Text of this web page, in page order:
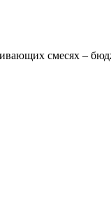
смесях –